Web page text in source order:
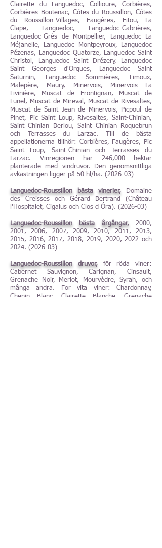
Clairette du Languedoc, Collioure, Corbières,
Corbières Boutenac, Côtes du Roussillon, Côtes
du Roussillon-Villages, Faugères, Fitou, La
Clape, Languedoc, Languedoc-Cabrières,
Languedoc-Grés de Montpellier, Languedoc La
Méjanelle, Languedoc Montpeyroux, Languedoc
Pézenas, Languedoc Quatorze, Languedoc Saint
Christol, Languedoc Saint Drézery, Languedoc
Saint Georges d'Orques, Languedoc Saint
Saturnin, Languedoc Sommières, Limoux,
Malepère, Maury, Minervois, Minervois La
Livinière, Muscat de Frontignan, Muscat de
Lunel, Muscat de Mireval, Muscat de Rivesaltes,
Muscat de Saint Jean de Minervois, Picpoul de
Pinet, Pic Saint Loup, Rivesaltes, Saint-Chinian,
Saint Chinian Berlou, Saint Chinian Roquebrun
och Terrasses du Larzac. Till de bästa
appellationerna tillhör: Corbières, Faugères, Pic
Saint Loup, Saint-Chinian och Terrasses du
Larzac. Vinregionen har 246,000 hektar
planterade med vindruvor. Den genomsnittliga
avkastningen ligger på 50 hl/ha. (2026-03)
Languedoc-Roussillon bästa vinerier, Domaine
des Creisses och Gérard Bertrand (Château
l'Hospitalet, Cigalus och Clos d Óra). (2026-03)
Languedoc-Roussillon bästa årgångar,2000,
2001, 2006, 2007, 2009, 2010, 2011, 2013,
2015, 2016, 2017, 2018, 2019, 2020, 2022 och
2024. (2026-03)
Languedoc-Roussillon druvor,för röda viner:
Cabernet Sauvignon, Carignan, Cinsault,
Grenache Noir, Merlot, Mourvèdre, Syrah, och
många andra. For vita viner: Chardonnay,
Chenin Blanc, Clairette Blanche, Grenache